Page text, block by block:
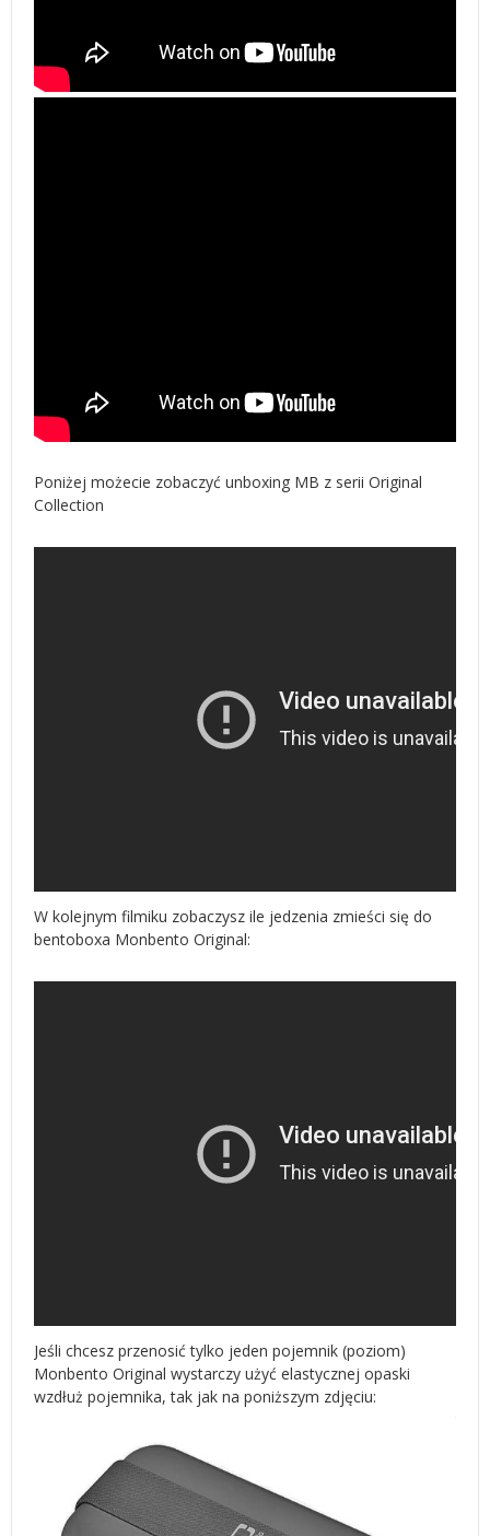
Poniżej możecie zobaczyć unboxing MB z serii Original
Collection
W kolejnym filmiku zobaczysz ile jedzenia zmieści się do
bentoboxa Monbento Original:
Jeśli chcesz przenosić tylko jeden pojemnik (poziom)
Monbento Original wystarczy użyć elastycznej opaski
wzdłuż pojemnika, tak jak na poniższym zdjęciu: